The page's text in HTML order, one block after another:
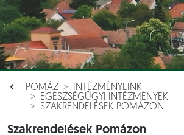
POMÁZ
INTÉZMÉNYEINK
EGÉSZSÉGÜGYI INTÉZMÉNYEK
SZAKRENDELÉSEK POMÁZON
Szakrendelések Pomázon
Aloldalak []